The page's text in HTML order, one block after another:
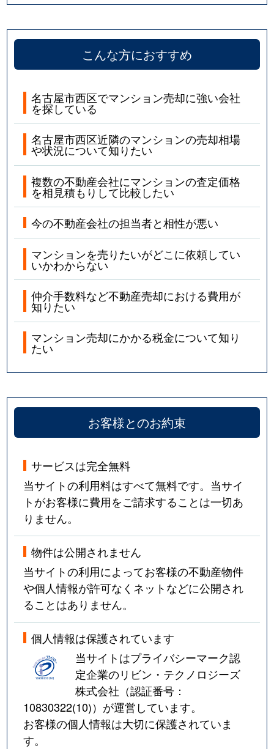
こんな方におすすめ
名古屋市西区でマンション売却に強い会社
を探している
名古屋市西区近隣のマンションの売却相場
や状況について知りたい
複数の不動産会社にマンションの査定価格
を相見積もりして比較したい
今の不動産会社の担当者と相性が悪い
マンションを売りたいがどこに依頼してい
いかわからない
仲介手数料など不動産売却における費用が
知りたい
マンション売却にかかる税金について知り
たい
お客様とのお約束
サービスは完全無料
当サイトの利用料はすべて無料です。当サイ
トがお客様に費用をご請求することは一切あ
りません。
物件は公開されません
当サイトの利用によってお客様の不動産物件
や個人情報が許可なくネットなどに公開され
ることはありません。
個人情報は保護されています
当サイトはプライバシーマーク認
定企業のリビン・テクノロジーズ
株式会社（認証番号：
10830322(10)）が運営しています。
お客様の個人情報は大切に保護されていま
す。